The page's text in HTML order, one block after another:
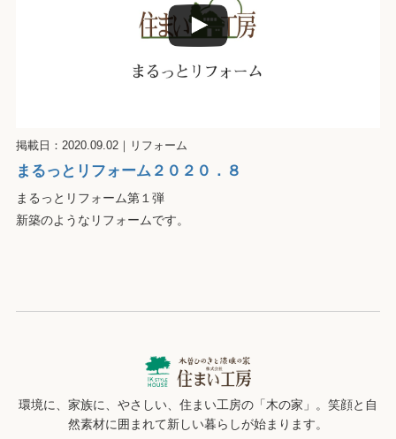
掲載日：2020.09.02｜ リフォーム
まるっとリフォーム２０２０．８
まるっとリフォーム第１弾
新築のようなリフォームです。
環境に、家族に、やさしい、住まい工房の「木の家」。笑顔と自
然素材に囲まれて新しい暮らしが始まります。